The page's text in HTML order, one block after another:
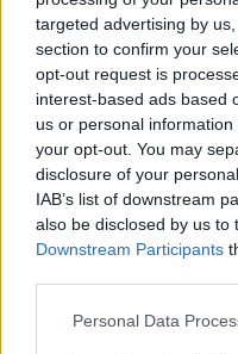
targeted advertising by
section to confirm your
opt-out request is
interest-based ads based
us or personal
your opt-out. You may
disclosure of your
IAB’s list of downstream
also be disclosed by us to
Downstream Participants
Please note that this
Personal Data
Egészségfejlesztési
számára elérhetőek
kissé megváltozhat
segítségnyújtás
cikkben felsorolt
áttekintheti a
Megéri-e az
chiptuning
Chiptuning Blogok •2018.